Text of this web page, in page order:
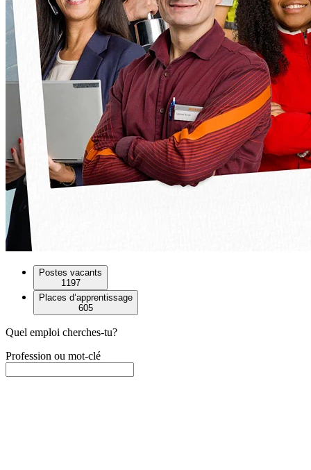
Postes vacants
1197
Places d’apprentissage
605
Quel emploi cherches-tu?
Profession ou mot-clé